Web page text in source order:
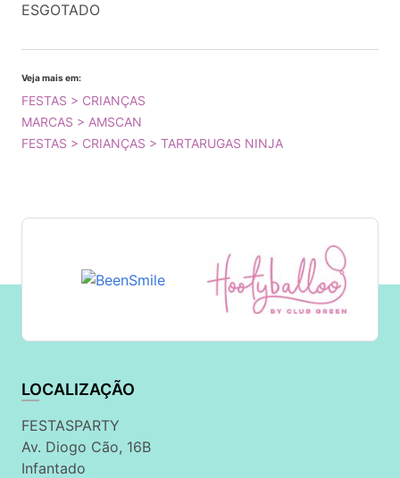
ESGOTADO
Veja mais em:
FESTAS > CRIANÇAS
MARCAS > AMSCAN
FESTAS > CRIANÇAS > TARTARUGAS NINJA
LOCALIZAÇÃO
FESTASPARTY
Av. Diogo Cão, 16B
Infantado